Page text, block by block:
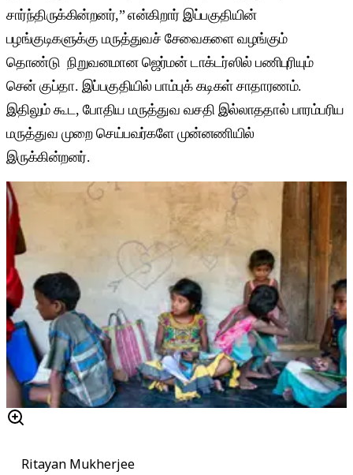
சார்ந்திருக்கின்றனர்,” என்கிறார் இப்பகுதியின்
பழங்குடிகளுக்கு மருத்துவச் சேவைகளை வழங்கும்
தொண்டு நிறுவனமான ஜெர்மன் டாக்டர்ஸில் பணிபுரியும்
சென் குப்தா. இப்பகுதியில் பாம்புக் கடிகள் சாதாரணம்.
இதிலும் கூட, போதிய மருத்துவ வசதி இல்லாததால் பாரம்பரிய
மருத்துவ முறை செய்பவர்களே முன்னணியில்
இருக்கின்றனர்.
Ritayan Mukherjee